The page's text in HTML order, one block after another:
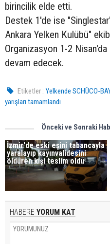
birincilik elde etti.
Destek 1'de ise
Ankara Yelken Kulübü"
Organizasyon 1-2 Nisan'da
devam edecek.
Etiketler : Yelkende SCHÜCO-
yarışları tamamlandı
Önceki ve Sonraki
İzmir'de eski eşini tabancayla
yaralayıp kayınvalidesini
öldüren kişi teslim oldu
HABERE YORUM KAT